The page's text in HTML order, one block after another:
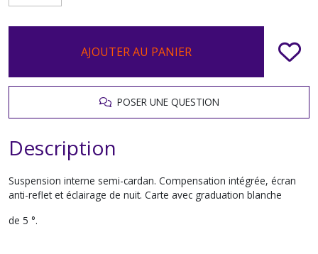
AJOUTER AU PANIER
POSER UNE QUESTION
Description
Suspension interne semi-cardan. Compensation intégrée, écran
anti-reflet et éclairage de nuit. Carte avec graduation blanche
de 5 °.